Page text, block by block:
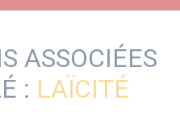
ASSOCIÉES
: LAÏCITÉ